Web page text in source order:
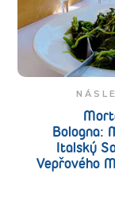
Bologna:
Italský
Vepřového